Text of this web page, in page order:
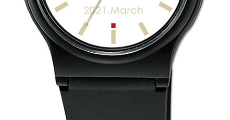
知育時計
制服メモリー
お絵かきギャラリー
自作オリジナル時計
卒園DVDアルバム